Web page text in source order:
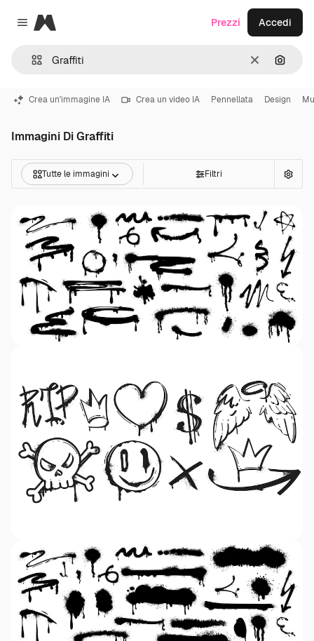
Close menu
Magnific
CancellaCerca
Prezzi Accedi
Crea un'immagine IA Crea un video IA Pennellata Design
Immagini Di Graffiti
Tutte le immagini Filtri